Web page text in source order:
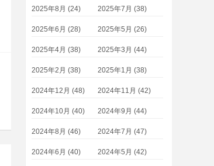
2025年8月 (24) 2025年7月 (38)
2025年6月 (28) 2025年5月 (26)
2025年4月 (38) 2025年3月 (44)
2025年2月 (38) 2025年1月 (38)
2024年12月 (48) 2024年11月 (42)
2024年10月 (40) 2024年9月 (44)
2024年8月 (46) 2024年7月 (47)
2024年6月 (40) 2024年5月 (42)